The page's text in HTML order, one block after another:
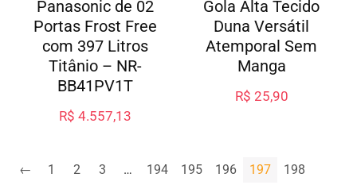
Panasonic de 02
Portas Frost Free
com 397 Litros
Titânio – NR-
BB41PV1T
R$ 4.557,13
Gola Alta Tecido
Duna Versátil
Atemporal Sem
Manga
R$ 25,90
← 1 2 3 … 194 195 196 197 198